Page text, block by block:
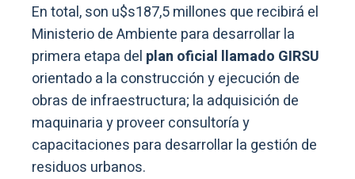
En total, son u$s187,5 millones que recibirá el
Ministerio de Ambiente para desarrollar la
primera etapa del plan oficial llamado GIRSU
orientado a la construcción y ejecución de
obras de infraestructura; la adquisición de
maquinaria y proveer consultoría y
capacitaciones para desarrollar la gestión de
residuos urbanos.